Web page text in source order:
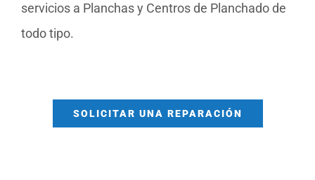
servicios a Planchas y Centros de Planchado de
todo tipo.
SOLICITAR UNA REPARACIÓN